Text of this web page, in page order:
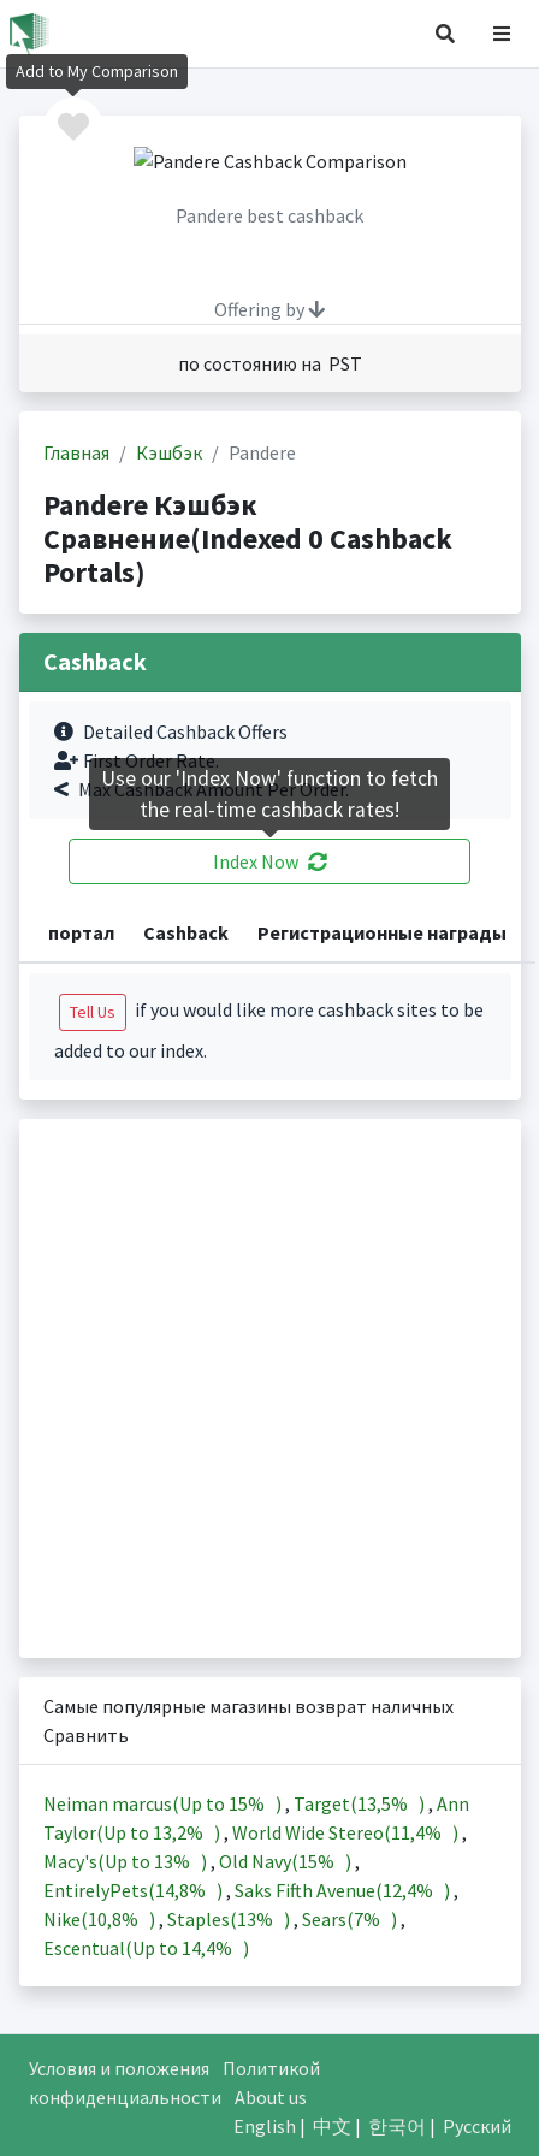
Pandere best cashback
Offering by
по состоянию на PST
Главная Кэшбэк Pandere
Pandere Кэшбэк
Сравнение(Indexed 0 Cashback
Portals)
Cashback
Detailed Cashback Offers
First Order Rate.
Max Cashback Amount Per Order.
Index Now
портал Cashback Регистрационные награды
Tell Us
if you would like more cashback sites to be
added to our index.
Самые популярные магазины возврат наличных
Сравнить
Neiman marcus(Up to 15% ) , Target(13,5% ) , Ann
Taylor(Up to 13,2% ) , World Wide Stereo(11,4% ) ,
Macy's(Up to 13% ) , Old Navy(15% ) ,
EntirelyPets(14,8% ) , Saks Fifth Avenue(12,4% ) ,
Nike(10,8% ) , Staples(13% ) , Sears(7% ) ,
Escentual(Up to 14,4% )
Условия и положения
Политикой
конфиденциальности About us
English | 中文 | 한국어 | Русский
Add to My Comparison
Use our 'Index Now' function to fetch
the real-time cashback rates!